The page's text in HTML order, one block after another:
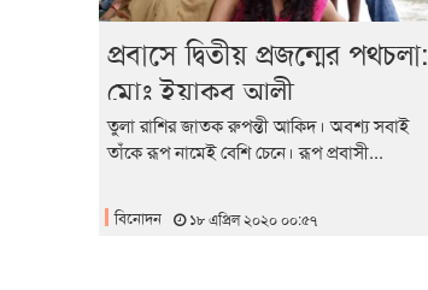
প্রবাসে দ্বিতীয় প্রজন্মের পথচলা:
মোঃ ইয়াকুব আলী
তুলা রাশির জাতক রুপন্তী আকিদ। অবশ্য সবাই
তাঁকে রূপ নামেই বেশি চেনে। রূপ প্রবাসী...
বিনোদন ১৮ এপ্রিল ২০২০ ০০:৫৭